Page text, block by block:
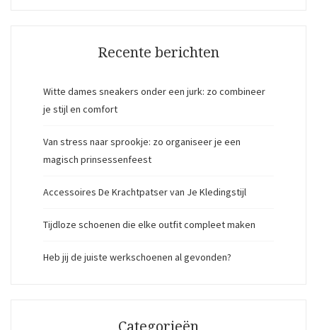
Recente berichten
Witte dames sneakers onder een jurk: zo combineer
je stijl en comfort
Van stress naar sprookje: zo organiseer je een
magisch prinsessenfeest
Accessoires De Krachtpatser van Je Kledingstijl
Tijdloze schoenen die elke outfit compleet maken
Heb jij de juiste werkschoenen al gevonden?